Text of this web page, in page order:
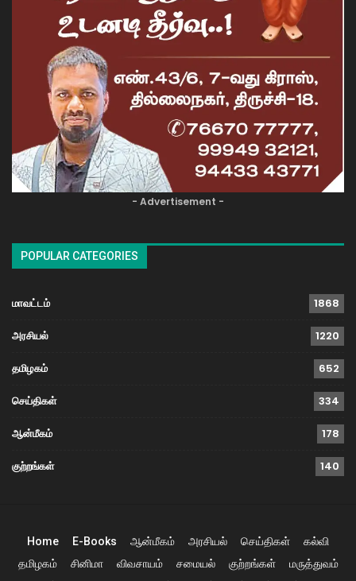
- Advertisement -
POPULAR CATEGORIES
மாவட்டம் 1868
அரசியல் 1220
தமிழகம் 652
செய்திகள் 334
ஆன்மீகம் 178
குற்றங்கள் 140
Home E-Books ஆன்மீகம் அரசியல் செய்திகள்
கல்வி
தமிழகம்
சினிமா விவசாயம் சமையல் குற்றங்கள்
மருத்துவம்